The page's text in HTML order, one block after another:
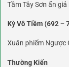
Tầm Tây Sơn ẩn
Kỳ Vô Tiềm (692 –
Xuân phiếm Ngược
Thường Kiến